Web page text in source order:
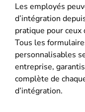
Les employés
d’intégration
pratique pour
Tous les
personnalisables
entreprise,
complète de
d’intégration.